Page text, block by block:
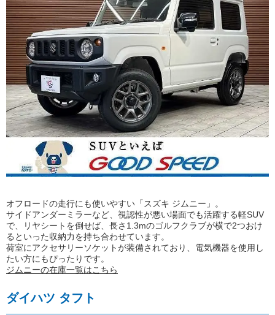
オフロードの走行にも使いやすい「スズキ ジムニー」。
サイドアンダーミラーなど、視認性が悪い場面でも活躍する軽SUV
で、リヤシートを倒せば、長さ1.3mのゴルフクラブが横で2つおけ
るといった収納力を持ち合わせています。
荷室にアクセサリーソケットが装備されており、電気機器を使用し
たい方にもぴったりです。
ジムニーの在庫一覧はこちら
ダイハツ タフト